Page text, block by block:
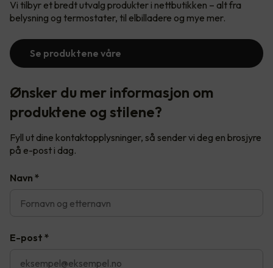
Vi tilbyr et bredt utvalg produkter i nettbutikken – alt fra
belysning og termostater, til elbilladere og mye mer.
Se produktene våre
Ønsker du mer informasjon om
produktene og stilene?
Fyll ut dine kontaktopplysninger, så sender vi deg en brosjyre
på e-post i dag.
Navn *
E-post *